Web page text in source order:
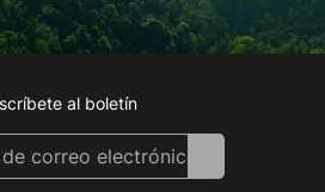
Instagram
Facebook
Linkedin
Youtube
al boletín